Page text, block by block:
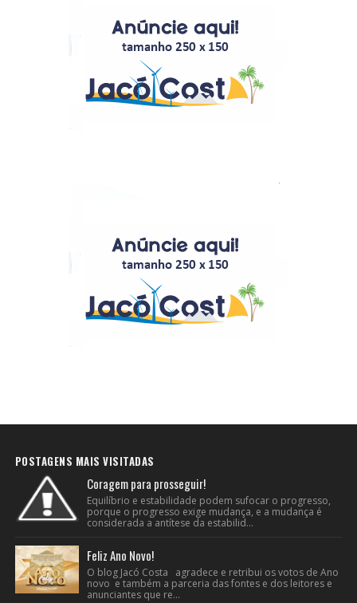
POSTAGENS MAIS VISITADAS
Coragem para prosseguir!
Equilíbrio e estabilidade podem sufocar o progresso,
porque o progresso exige mudança, e a mudança é
considerada a antítese da estabilid...
Feliz Ano Novo!
O blog Jacó Costa agradece e retribui os votos de Ano
novo e também a parceria das fontes e dos leitores e
anunciantes que re...